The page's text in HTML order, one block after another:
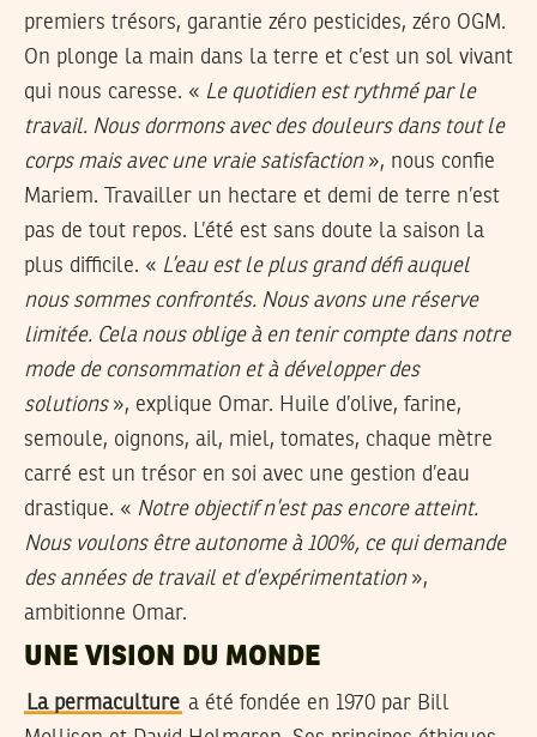
premiers trésors, garantie zéro pesticides, zéro OGM.
On plonge la main dans la terre et c’est un sol vivant
qui nous caresse. « Le quotidien est rythmé par le
travail. Nous dormons avec des douleurs dans tout le
corps mais avec une vraie satisfaction », nous confie
Mariem. Travailler un hectare et demi de terre n’est
pas de tout repos. L’été est sans doute la saison la
plus difficile. « L’eau est le plus grand défi auquel
nous sommes confrontés. Nous avons une réserve
limitée. Cela nous oblige à en tenir compte dans notre
mode de consommation et à développer des
solutions », explique Omar. Huile d’olive, farine,
semoule, oignons, ail, miel, tomates, chaque mètre
carré est un trésor en soi avec une gestion d’eau
drastique. « Notre objectif n’est pas encore atteint.
Nous voulons être autonome à 100%, ce qui demande
des années de travail et d’expérimentation »,
ambitionne Omar.
UNE VISION DU MONDE
La permaculture a été fondée en 1970 par Bill